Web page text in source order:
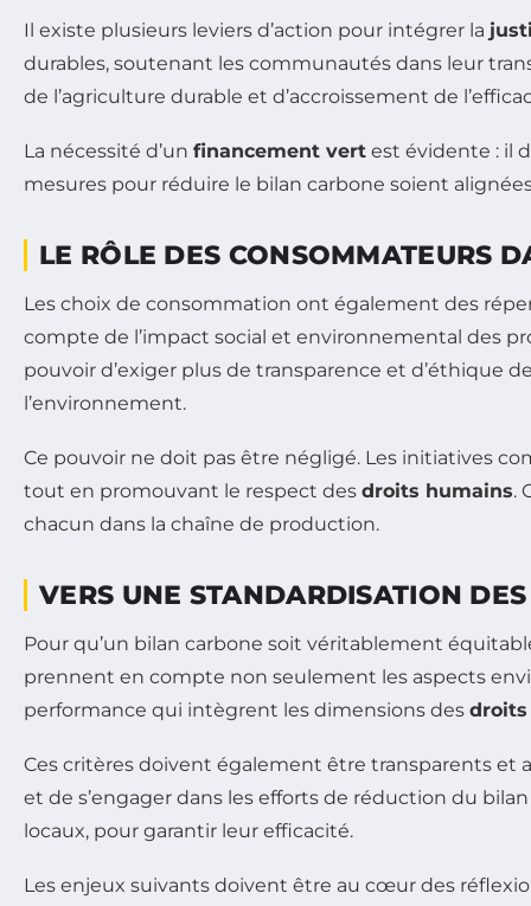
Il existe plusieurs leviers d’action pour intégrer la
durables, soutenant les communautés dans leur
de l’agriculture durable et d’accroissement de
La nécessité d’un financement vert est évidente : il
mesures pour réduire le bilan carbone soient
LE RÔLE DES CONSOMMATEURS
Les choix de consommation ont également des
compte de l’impact social et environnemental des
pouvoir d’exiger plus de transparence et d’éthique
l’environnement.
Ce pouvoir ne doit pas être négligé. Les initiatives
tout en promouvant le respect des droits humains.
chacun dans la chaîne de production.
VERS UNE STANDARDISATION
Pour qu’un bilan carbone soit véritablement
prennent en compte non seulement les aspects
performance qui intègrent les dimensions des
Ces critères doivent également être transparents et
et de s’engager dans les efforts de réduction du
locaux, pour garantir leur efficacité.
Les enjeux suivants doivent être au cœur des